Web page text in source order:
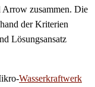
zusammen. Die
der Kriterien
Lösungsansatz
Wasserkraftwerk